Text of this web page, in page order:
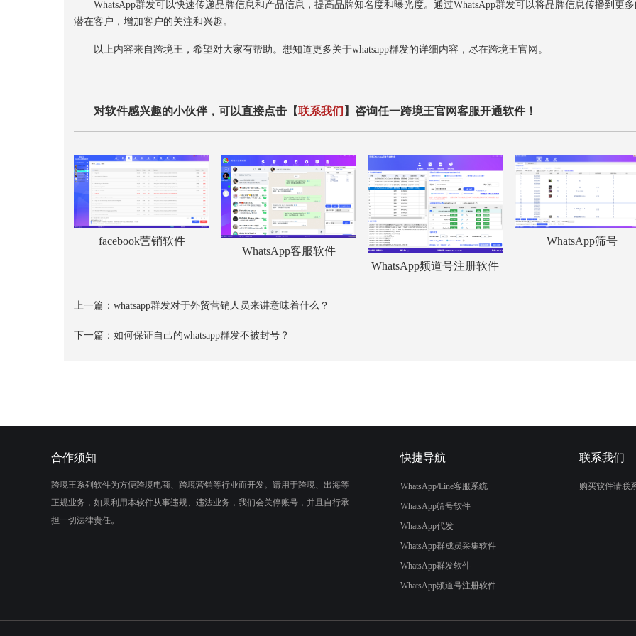
WhatsApp群发可以快速传递品牌信息和产品信息，提高品牌知名度和曝光度。通过WhatsApp群发可以将品牌信息传播到更
潜在客户，增加客户的关注和兴趣。
以上内容来自跨境王，希望对大家有帮助。想知道更多关于whatsapp群发的详细内容，尽在跨境王官网。
对软件感兴趣的小伙伴，可以直接点击【联系我们 】咨询任一跨境王官网客服开通软件！
facebook营销软件
WhatsApp客服软件
WhatsApp频道号注册软件
WhatsApp筛号
上一篇：whatsapp群发对于外贸营销人员来讲意味着什么？
下一篇：如何保证自己的whatsapp群发不被封号？
合作须知
跨境王系列软件为方便跨境电商、跨境营销等行业而开发。请用于跨境、出海等
正规业务，如果利用本软件从事违规、违法业务，我们会关停账号，并且自行承
担一切法律责任。
快捷导航
WhatsApp/Line客服系统
WhatsApp筛号软件
WhatsApp代发
WhatsApp群成员采集软件
WhatsApp群发软件
WhatsApp频道号注册软件
联系我们
购买软件请联